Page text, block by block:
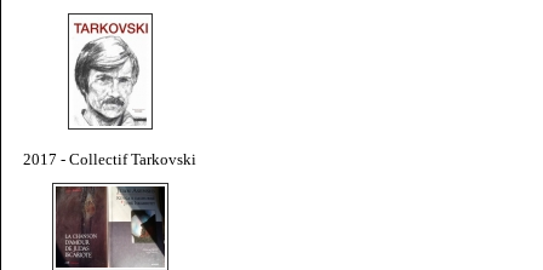
2017 - Collectif Tarkovski